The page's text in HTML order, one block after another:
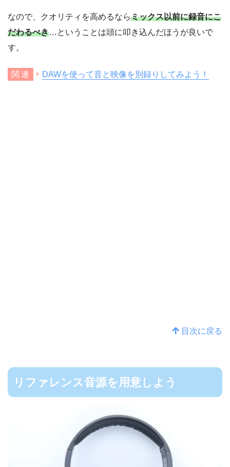
なので、クオリティを高めるならミックス以前に録音にこ
だわるべき…ということは頭に叩き込んだほうが良いで
す。
DAWを使って音と映像を別録りしてみよう！
目次に戻る
リファレンス音源を用意しよう